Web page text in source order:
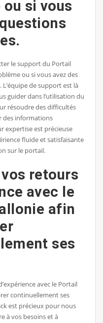
si vous
le support du Portail
ou si vous avez des
de support est là
guider dans l’utilisation du
résoudre des difficultés
des informations
expertise est précieuse
fluide et satisfaisante
sur le portail.
retours
avec le
afin
ses
avec le Portail
continuellement ses
est précieux pour nous
à vos besoins et à